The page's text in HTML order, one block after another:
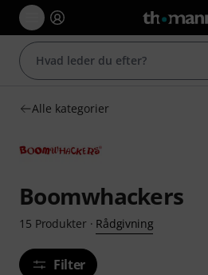
Alle kategorier
Boomwhackers
15 Produkter· Rådgivning
Filter